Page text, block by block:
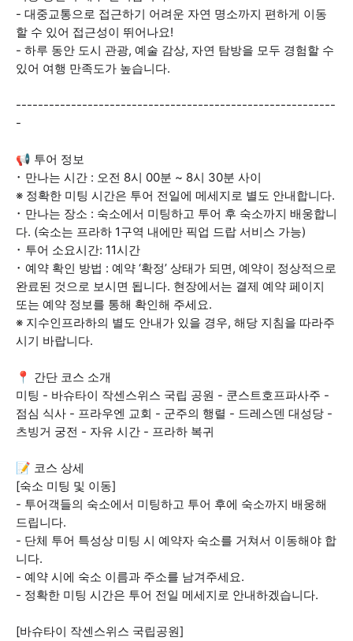
- 대중교통으로 접근하기 어려운 자연 명소까지 편하게 이동
할 수 있어 접근성이 뛰어나요!
- 하루 동안 도시 관광, 예술 감상, 자연 탐방을 모두 경험할 수
있어 여행 만족도가 높습니다.
----------------------------------------------------------
-
📢 투어 정보
･ 만나는 시간 : 오전 8시 00분 ~ 8시 30분 사이
※ 정확한 미팅 시간은 투어 전일에 메세지로 별도 안내합니다.
･ 만나는 장소 : 숙소에서 미팅하고 투어 후 숙소까지 배웅합니
다. (숙소는 프라하 1구역 내에만 픽업 드랍 서비스 가능)
･ 투어 소요시간: 11시간
･ 예약 확인 방법 : 예약 ‘확정’ 상태가 되면, 예약이 정상적으로
완료된 것으로 보시면 됩니다. 현장에서는 결제 예약 페이지
또는 예약 정보를 통해 확인해 주세요.
※ 지수인프라하의 별도 안내가 있을 경우, 해당 지침을 따라주
시기 바랍니다.
📍 간단 코스 소개
미팅 - 바슈타이 작센스위스 국립 공원 - 쿤스트호프파사주 -
점심 식사 - 프라우엔 교회 - 군주의 행렬 - 드레스덴 대성당 -
츠빙거 궁전 - 자유 시간 - 프라하 복귀
📝 코스 상세
[숙소 미팅 및 이동]
- 투어객들의 숙소에서 미팅하고 투어 후에 숙소까지 배웅해
드립니다.
- 단체 투어 특성상 미팅 시 예약자 숙소를 거쳐서 이동해야 합
니다.
- 예약 시에 숙소 이름과 주소를 남겨주세요.
- 정확한 미팅 시간은 투어 전일 메세지로 안내하겠습니다.
[바슈타이 작센스위스 국립공원]